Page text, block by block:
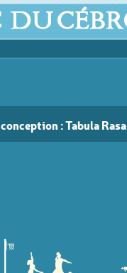
conception : Tabula Rasa